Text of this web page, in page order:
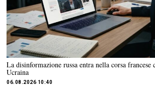
La disinformazione russa entra nella corsa
Ucraina
06.08.2026 10:40